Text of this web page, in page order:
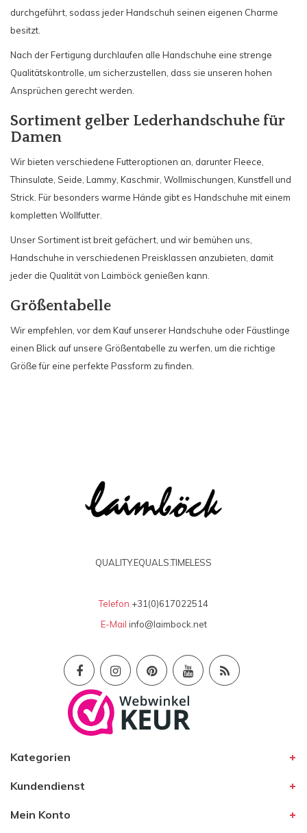
durchgeführt, sodass jeder Handschuh seinen eigenen Charme
besitzt.
Nach der Fertigung durchlaufen alle Handschuhe eine strenge
Qualitätskontrolle, um sicherzustellen, dass sie unseren hohen
Ansprüchen gerecht werden.
Sortiment gelber Lederhandschuhe für
Damen
Wir bieten verschiedene Futteroptionen an, darunter Fleece,
Thinsulate, Seide, Lammy, Kaschmir, Wollmischungen, Kunstfell und
Strick. Für besonders warme Hände gibt es Handschuhe mit einem
kompletten Wollfutter.
Unser Sortiment ist breit gefächert, und wir bemühen uns,
Handschuhe in verschiedenen Preisklassen anzubieten, damit
jeder die Qualität von Laimböck genießen kann.
Größentabelle
Wir empfehlen, vor dem Kauf unserer Handschuhe oder Fäustlinge
einen Blick auf unsere Größentabelle zu werfen, um die richtige
Größe für eine perfekte Passform zu finden.
QUALITY.EQUALS.TIMELESS
Telefon +31(0)617022514
E-Mail info@laimbock.net
Kategorien
Kundendienst
Mein Konto